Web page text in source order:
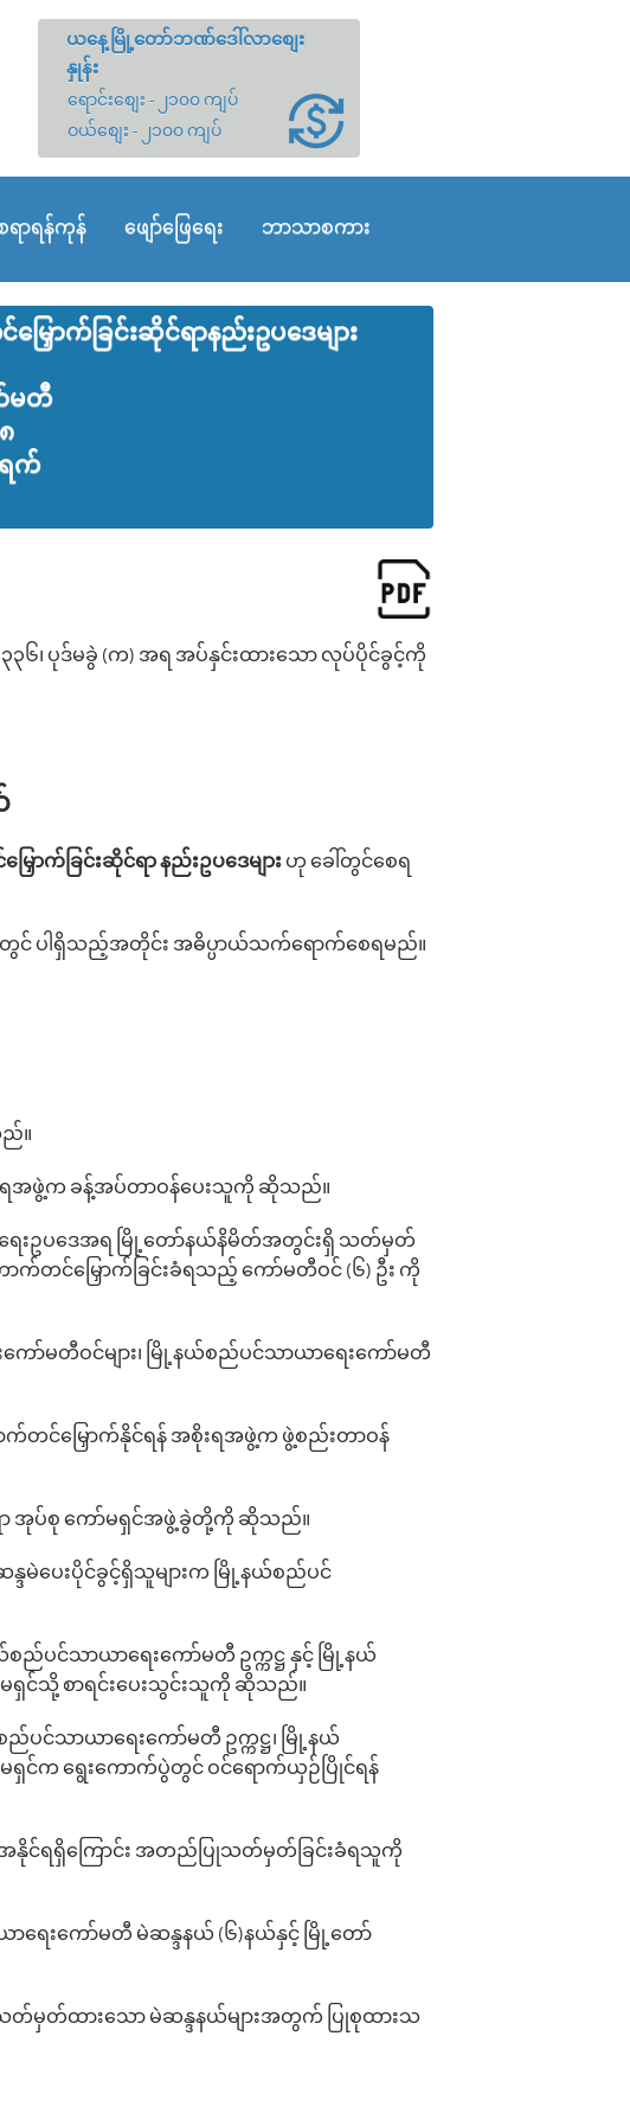
ယနေ့မြို့တော်ဘဏ်ဒေါ်လာစျေး
နှုန်း
ရောင်းစျေး - ၂၁၀၀ ကျပ်
ဝယ်စျေး - ၂၁၀၀ ကျပ်
ာရန်ကုန် ဖျော်ဖြေရေး ဘာသာစကား
က်ခြင်းဆိုင်ရာနည်းဥပ‌ဒေများ
မတီ
ရက်
၊ ပုဒ်မခွဲ (က) အရ အပ်နှင်းထား‌သော လုပ်ပိုင်ခွင့်ကို
ောက်ခြင်းဆိုင်ရာနည်းဥပ‌ဒေများ ဟု ‌ခေါ်တွင်‌စေရ
ေတွင် ပါရှိသည့်အတိုင်း အဓိပ္ပာယ်သက်‌ရောက်‌စေရမည်။
။
ရအဖွဲ့က ခန့်အပ်တာဝန်ပေးသူကို ဆိုသည်။
းဥပ‌ဒေအရ မြို့တော်နယ်နိမိတ်အတွင်းရှိ သတ်မှတ်
ာက်တင်မြှောက်ခြင်းခံရသည့် ကော်မတီဝင် (၆) ဦး ကို
မတီဝင်များ၊ မြို့နယ်စည်ပင်သာယာ‌ရေးကော်မတီ
က်တင်မြှောက်နိုင်ရန် အစိုးရအဖွဲ့က ဖွဲ့စည်းတာဝန်
အုပ်စု ကော်မရှင်အဖွဲ့ခွဲတို့ကို ဆိုသည်။
မဲပေးပိုင်ခွင့်ရှိသူများက မြို့နယ်စည်ပင်
ပင်သာယာ‌ရေး‌ကော်မတီ ဥက္ကဋ္ဌ နှင့် မြို့နယ်
ရှင်သို့ စာရင်းပေးသွင်းသူကို ဆိုသည်။
င်သာယာ‌ရေး‌ကော်မတီ ဥက္ကဋ္ဌ၊ မြို့နယ်
င်က ရွေးကောက်ပွဲတွင် ဝင်‌ရောက်ယှဉ်ပြိုင်ရန်
င်ရရှိ‌ကြောင်း အတည်ပြုသတ်မှတ်ခြင်းခံရသူကို
းကော်မတီ မဲဆန္ဒနယ် (၆)နယ်နှင့် မြို့တော်
မှတ်ထားသော မဲဆန္ဒနယ်များအတွက် ပြုစုထားသ